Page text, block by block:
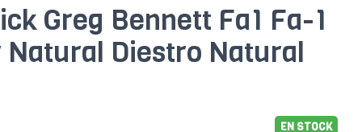
Greg Bennett Fa1 Fa-1
Diestro Natural
EN STOCK